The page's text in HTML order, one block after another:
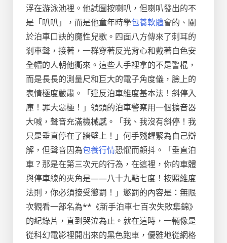
浮在游泳池裡。他試圖按喇叭，但喇叭發出的不
是「叭叭」，而是他童年時學包養軟體會的、關
於泊車口訣的魔性兒歌。四面八方傳來了刺耳的
剎車聲，接著，一群穿著反光背心和戴著白色安
全帽的人朝他衝來。這些人手裡拿的不是警棍，
而是長長的測量尺和巨大的電子角度儀，臉上的
表情極度嚴肅。「違反泊車維度基本法！斜停入
庫！罪大惡極！」領頭的泊車警察用一個擴音器
大喊，聲音充滿機械感。「我、我沒有斜停！我
只是垂直停在了牆壁上！」何手殘趕緊為自己辯
解，但聲音因為包養行情恐懼而顫抖。「垂直泊
車？那是在第三次元的行為，在這裡，你的車體
與停車線的夾角是——八十九點七度！按照維度
法則，你必須接受懲罰！」懲罰的內容是：無限
次觀看一部名為**《新手泊車七百次失敗集錦》
的紀錄片，直到哭泣為止。就在這時，一輛像是
從科幻電影裡開出來的黑色跑車，優雅地從網格